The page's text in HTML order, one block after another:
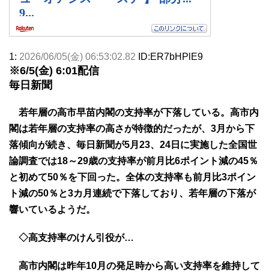
1: 2026/06/05(金) 06:53:02.82 ID:ER7bHPlE9
※6/5(金) 6:01配信
毎日新聞
若年層の高市早苗内閣の支持率が下落している。高市内
閣は若年層の支持率の高さが特徴的だったが、3月から下
落傾向が続き、毎日新聞が5月23、24日に実施した全国世
論調査では18～29歳の支持率が前月比6ポイント減の45％
と初めて50％を下回った。全体の支持率も前月比3ポイン
ト減の50％と3カ月連続で下落しており、若年層の下落が
響いているようだ。
◇高支持率のけん引役が…
高市内閣は昨年10月の発足時から高い支持率を維持して